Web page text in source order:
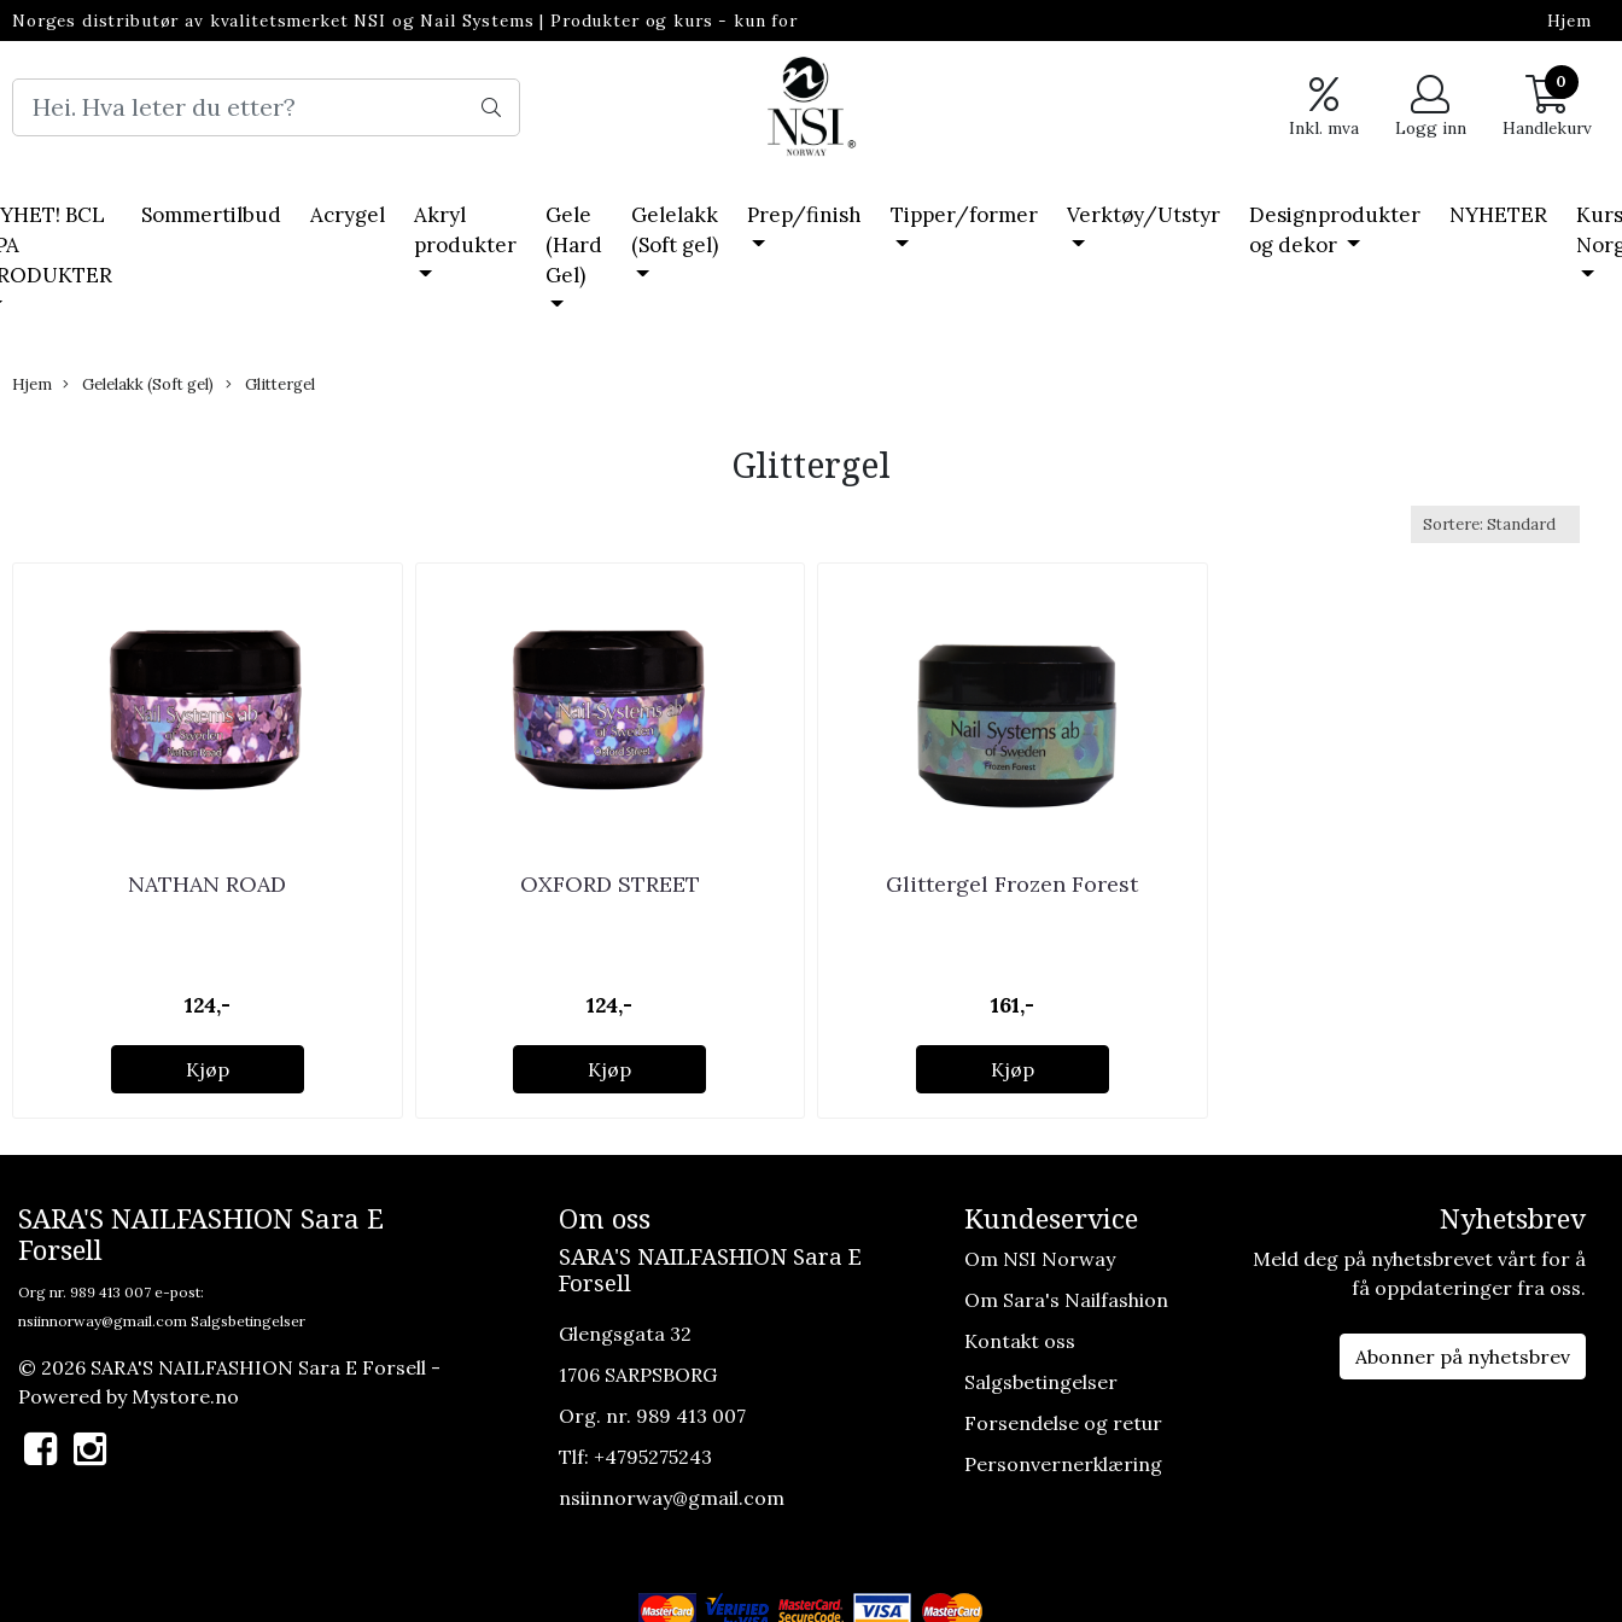
Norges distributør av kvalitetsmerket NSI og Nail Systems |Produkter og kurs - kun for
Hjem
Inkl. mva Logg inn
0
Handlekurv
BCL
Sommertilbud Acrygel
Akryl
produkter
Gele
(Hard
Gel)
Gelelakk
(Soft gel)
Prep/finish Tipper/former Verktøy/Utstyr
Designprodukter
og dekor
NYHETER
Hjem Gelelakk (Soft gel) Glittergel
Glittergel
NATHAN ROAD
124,-
Kjøp
OXFORD STREET
124,-
Kjøp
Glittergel Frozen Forest
161,-
Kjøp
SARA'S NAILFASHION Sara E
Forsell
Org nr. 989 413 007 e-post:
nsiinnorway@gmail.com Salgsbetingelser
© 2026 SARA'S NAILFASHION Sara E Forsell -
Powered by Mystore.no
Om oss
SARA'S NAILFASHION Sara E
Forsell
Glengsgata 32
1706 SARPSBORG
Org. nr. 989 413 007
Tlf: +4795275243
nsiinnorway@gmail.com
Kundeservice
Om NSI Norway
Om Sara's Nailfashion
Kontakt oss
Salgsbetingelser
Forsendelse og retur
Personvernerklæring
Nyhetsbrev
Meld deg på nyhetsbrevet vårt for å
få oppdateringer fra oss.
Abonner på nyhetsbrev